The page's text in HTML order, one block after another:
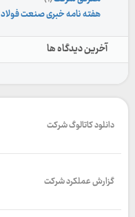
هفته نامه خبری صنعت فولاد
آخرین دیدگاه ها
دانلود کاتالوگ شرکت
گزارش عملکرد شرکت